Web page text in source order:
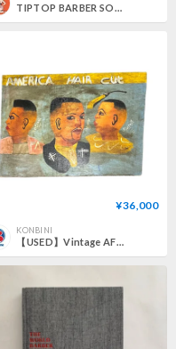
TIPTOP BARBER SOCKS
¥36,000
KONBINI
【USED】Vintage AFRICAN HAND PAINTED BARBER SHOP SIGN